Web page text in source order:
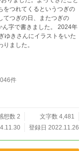
をつれてくるというつぎの
てつぎの日、またつぎの
ゆきさんにイラストをいた
ました。
件
想数 2
文字数 4,481
登録日 2022.11.26